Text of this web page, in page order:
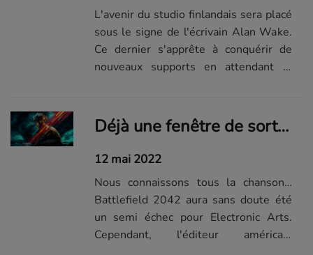
L'avenir du studio finlandais sera placé
sous le signe de l'écrivain Alan Wake.
Ce dernier s'apprête à conquérir de
nouveaux supports en attendant la
Déjà une fenêtre de sortie pour le prochain Battlefield ?
12 mai 2022
Nous connaissons tous la chanson…
Battlefield 2042 aura sans doute été
un semi échec pour Electronic Arts.
Cependant, l'éditeur américain